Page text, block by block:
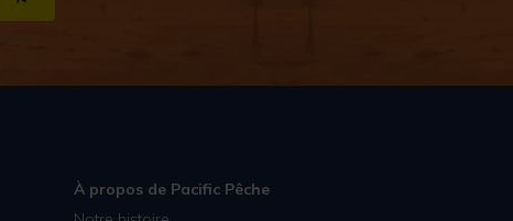
S''INSCRIRE
À propos de Pacific Pêche